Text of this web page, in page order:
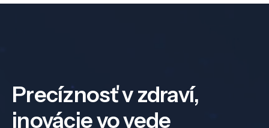
Precíznosť v zdraví,
inovácie vo vede